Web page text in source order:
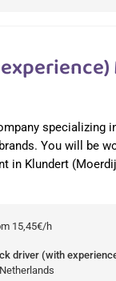
specializing
You will be
in Klundert
15,45€/h
driver (with